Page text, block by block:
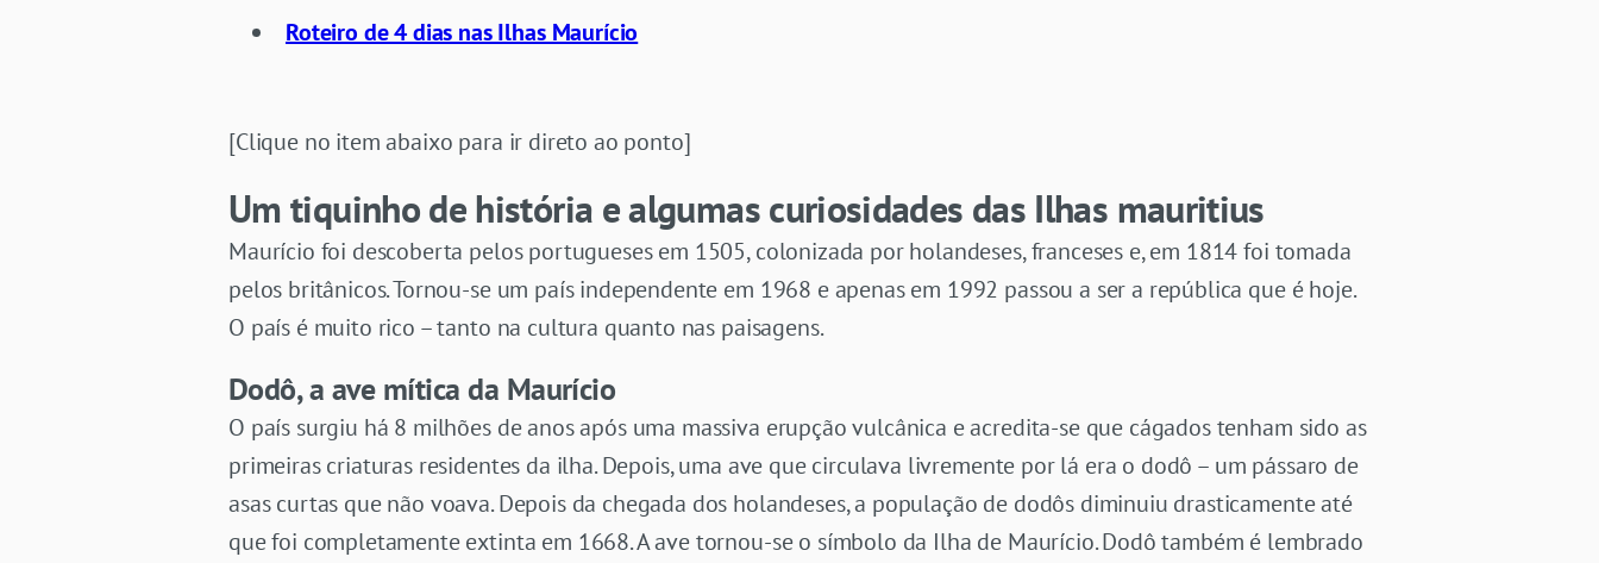
Roteiro de 4 dias nas Ilhas Maurício
[Clique no item abaixo para ir direto ao ponto]
Um tiquinho de história e algumas curiosidades das Ilhas mauritius
Maurício foi descoberta pelos portugueses em 1505, colonizada por holandeses, franceses e, em 1814 foi tomada
pelos britânicos. Tornou-se um país independente em 1968 e apenas em 1992 passou a ser a república que é hoje.
O país é muito rico – tanto na cultura quanto nas paisagens.
Dodô, a ave mítica da Maurício
O país surgiu há 8 milhões de anos após uma massiva erupção vulcânica e acredita-se que cágados tenham sido as
primeiras criaturas residentes da ilha. Depois, uma ave que circulava livremente por lá era o dodô – um pássaro de
asas curtas que não voava. Depois da chegada dos holandeses, a população de dodôs diminuiu drasticamente até
que foi completamente extinta em 1668. A ave tornou-se o símbolo da Ilha de Maurício. Dodô também é lembrado